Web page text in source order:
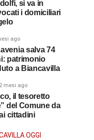
si va in
i domiciliari
ago
salva 74
patrimonio
a Biancavilla
2 mesi ago
il tesoretto
del Comune da
cittadini
OGGI